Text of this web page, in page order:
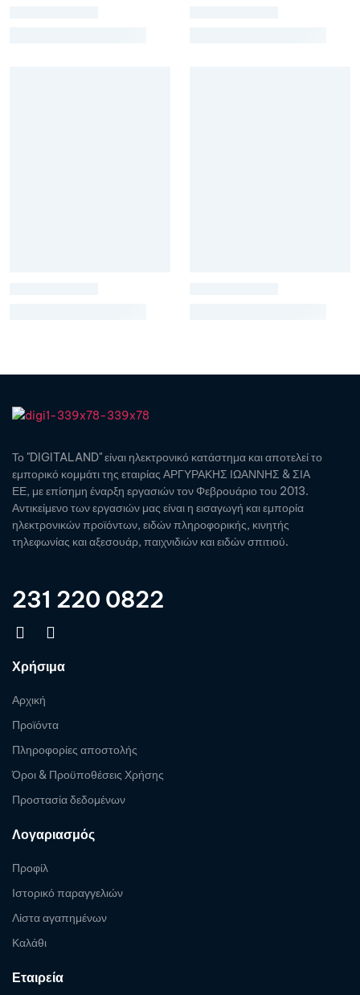
Το "DIGITALAND" είναι ηλεκτρονικό κατάστημα και αποτελεί το
εμπορικό κομμάτι της εταιρίας ΑΡΓΥΡΑΚΗΣ ΙΩΑΝΝΗΣ & ΣΙΑ
ΕΕ, με επίσημη έναρξη εργασιών τον Φεβρουάριο του 2013.
Αντικείμενο των εργασιών μας είναι η εισαγωγή και εμπορία
ηλεκτρονικών προϊόντων, ειδών πληροφορικής, κινητής
τηλεφωνίας και αξεσουάρ, παιχνιδιών και ειδών σπιτιού.
231 220 0822
Χρήσιμα
Αρχική
Προϊόντα
Πληροφορίες αποστολής
Όροι & Προϋποθέσεις Χρήσης
Προστασία δεδομένων
Λογαριασμός
Προφίλ
Ιστορικό παραγγελιών
Λίστα αγαπημένων
Καλάθι
Εταιρεία